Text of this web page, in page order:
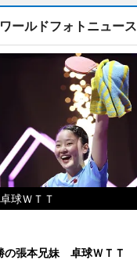
ワールドフォトニュース
球ＷＴＴ
の張本兄妹 卓球ＷＴＴ